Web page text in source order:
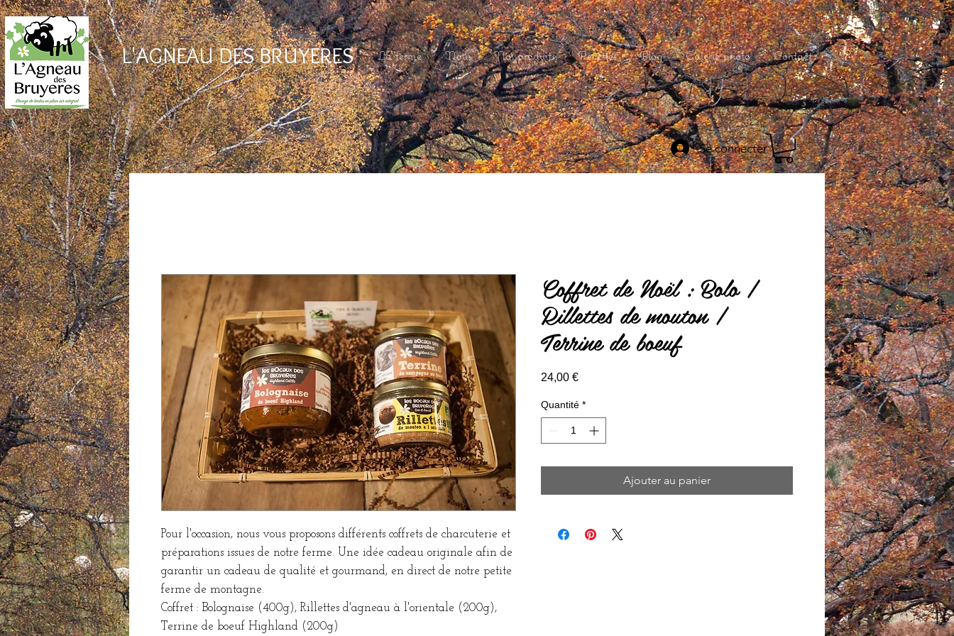
L'AGNEAU DES BRUYERES La ferme Nous Nos produits Recettes Blog Galerie photo Contact
Se connecter
Pour l'occasion, nous vous proposons différents coffrets de charcuterie et
préparations issues de notre ferme. Une idée cadeau originale afin de
garantir un cadeau de qualité et gourmand, en direct de notre petite
ferme de montagne.
Coffret : Bolognaise (400g), Rillettes d'agneau à l'orientale (200g),
Terrine de boeuf Highland (200g)
Coffret de Noël : Bolo /
Rillettes de mouton /
Terrine de boeuf
24,00 €Prix
Quantité *
Ajouter au panier